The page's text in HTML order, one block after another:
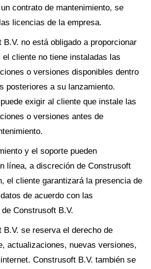
contrato de mantenimiento, se
licencias de la empresa.
B.V. no está obligado a proporcionar
el cliente no tiene instaladas las
o versiones disponibles dentro
posteriores a su lanzamiento.
exigir al cliente que instale las
o versiones antes de
y el soporte pueden
línea, a discreción de Construsoft
el cliente garantizará la presencia de
de acuerdo con las
Construsoft B.V.
B.V. se reserva el derecho de
actualizaciones, nuevas versiones,
Construsoft B.V. también se